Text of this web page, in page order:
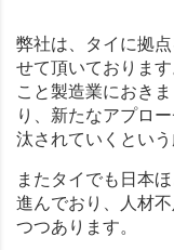
弊社は、タイに拠
せて頂いております
こと製造業におき
り、新たなアプロ
汰されていくとい
またタイでも日本
進んでおり、人材
つつあります。